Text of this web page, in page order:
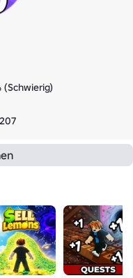
(Schwierig)